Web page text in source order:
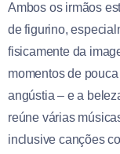
Ambos os irmãos
de figurino,
fisicamente da
momentos de
angústia – e a
reúne várias
inclusive canções